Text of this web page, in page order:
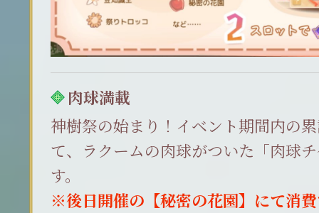
肉球満載
神樹祭の始まり！イベント期間内の
て、ラクームの肉球がついた「肉球
す。
※後日開催の【秘密の花園】にて消